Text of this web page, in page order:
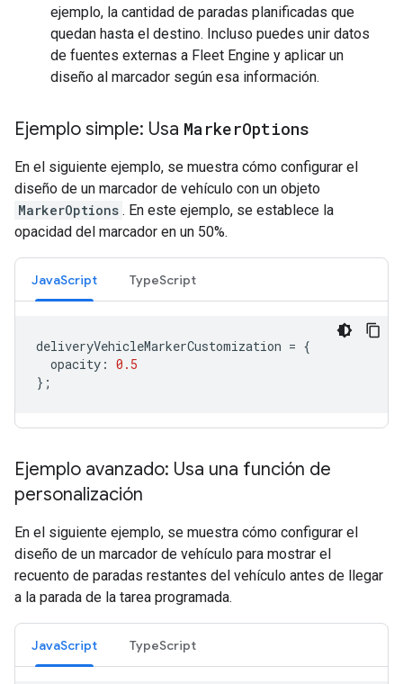
ejemplo, la cantidad de paradas planificadas que
quedan hasta el destino. Incluso puedes unir datos
de fuentes externas a Fleet Engine y aplicar un
diseño al marcador según esa información.
Ejemplo simple: Usa MarkerOptions
En el siguiente ejemplo, se muestra cómo configurar el
diseño de un marcador de vehículo con un objeto
MarkerOptions . En este ejemplo, se establece la
opacidad del marcador en un 50%.
JavaScript TypeScript
deliveryVehicleMarkerCustomization = {
opacity : 0.5
};
Ejemplo avanzado: Usa una función de
personalización
En el siguiente ejemplo, se muestra cómo configurar el
diseño de un marcador de vehículo para mostrar el
recuento de paradas restantes del vehículo antes de llegar
a la parada de la tarea programada.
JavaScript TypeScript